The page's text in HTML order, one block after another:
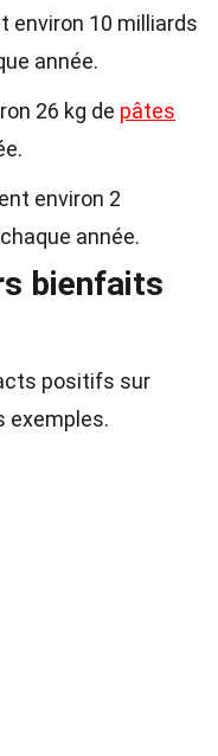
environ 10 milliards
année.
26 kg de pâtes
environ 2
chaque année.
bienfaits
positifs sur
exemples.